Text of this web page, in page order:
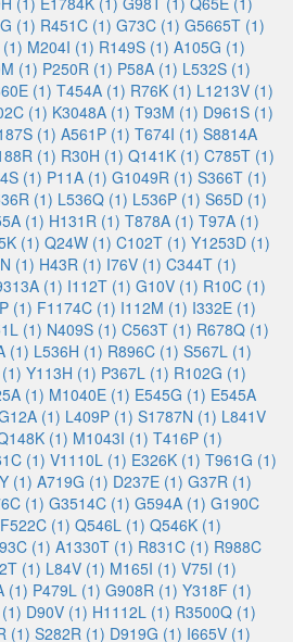
(1) R451C (1) G73C (1) G5665T (1)
M204I (1) R149S (1) A105G (1)
(1) P250R (1) P58A (1) L532S (1)
(1) T454A (1) R76K (1) L1213V (1)
(1) K3048A (1) T93M (1) D961S (1)
(1) A561P (1) T674I (1) S8814A
(1) R30H (1) Q141K (1) C785T (1)
(1) P11A (1) G1049R (1) S366T (1)
(1) L536Q (1) L536P (1) S65D (1)
(1) H131R (1) T878A (1) T97A (1)
(1) Q24W (1) C102T (1) Y1253D (1)
(1) H43R (1) I76V (1) C344T (1)
(1) I112T (1) G10V (1) R10C (1)
(1) F1174C (1) I112M (1) I332E (1)
(1) N409S (1) C563T (1) R678Q (1)
(1) L536H (1) R896C (1) S567L (1)
Y113H (1) P367L (1) R102G (1)
(1) M1040E (1) E545G (1) E545A
(1) L409P (1) S1787N (1) L841V
(1) M1043I (1) T416P (1)
(1) V1110L (1) E326K (1) T961G (1)
(1) A719G (1) D237E (1) G37R (1)
(1) G3514C (1) G594A (1) G190C
F522C (1) Q546L (1) Q546K (1)
(1) A1330T (1) R831C (1) R988C
(1) L84V (1) M165I (1) V75I (1)
(1) P479L (1) G908R (1) Y318F (1)
D90V (1) H1112L (1) R3500Q (1)
(1) S282R (1) D919G (1) I665V (1)